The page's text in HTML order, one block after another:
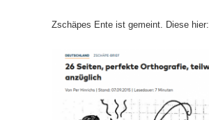
Zschäpes Ente ist gemeint. Diese hier: